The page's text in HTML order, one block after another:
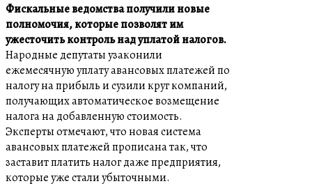
Фискальные ведомства получили новые
полномочия, которые позволят им
ужесточить контроль над уплатой налогов.
Народные депутаты узаконили
ежемесячную уплату авансовых платежей по
налогу на прибыль и сузили круг компаний,
получающих автоматическое возмещение
налога на добавленную стоимость.
Эксперты отмечают, что новая система
авансовых платежей прописана так, что
заставит платить налог даже предприятия,
которые уже стали убыточными.